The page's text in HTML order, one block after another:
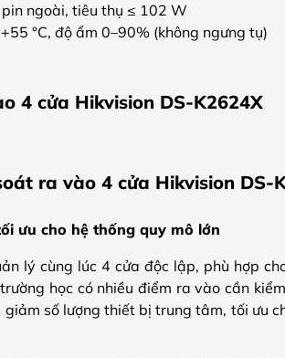
ngoài, tiêu thụ ≤ 102 W
°C, độ ẩm 0–90% (không ngưng tụ)
4 cửa Hikvision DS-K2624X
ra vào 4 cửa Hikvision DS-
ưu cho hệ thống quy mô lớn
lý cùng lúc 4 cửa độc lập, phù hợp
học có nhiều điểm ra vào cần
số lượng thiết bị trung tâm, tối ưu